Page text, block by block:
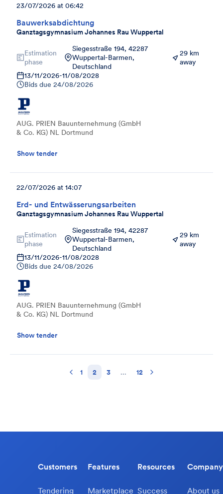
Bauwerksabdichtung
Ganztagsgymnasium Johannes Rau Wuppertal
23/07/2026 at 06:42
Estimation
phase
Siegesstraße 194, 42287
Wuppertal-Barmen,
Deutschland
29 km
away
13/11/2026-11/08/2028
Bids due 24/08/2026
AUG. PRIEN Bauunternehmung (GmbH
& Co. KG) NL Dortmund
Show tender
Erd- und Entwässerungsarbeiten
Ganztagsgymnasium Johannes Rau Wuppertal
22/07/2026 at 14:07
Estimation
phase
Siegesstraße 194, 42287
Wuppertal-Barmen,
Deutschland
29 km
away
13/11/2026-11/08/2028
Bids due 24/08/2026
AUG. PRIEN Bauunternehmung (GmbH
& Co. KG) NL Dortmund
Show tender
1 2 3 ... 12
Customers
Tendering
Features
Marketplace
Resources
Success
Company
About us